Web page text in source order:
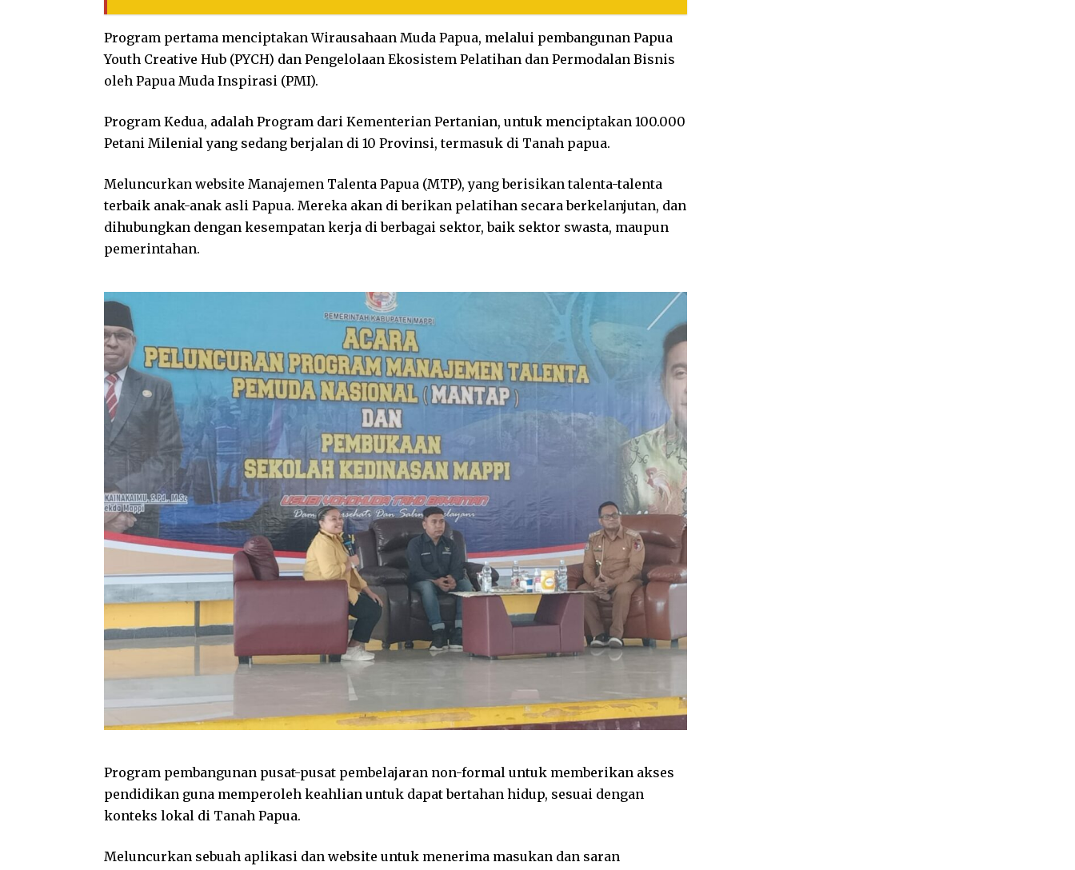
Program pertama menciptakan Wirausahaan Muda Papua, melalui pembangunan Papua
Youth Creative Hub (PYCH) dan Pengelolaan Ekosistem Pelatihan dan Permodalan Bisnis
oleh Papua Muda Inspirasi (PMI).
Program Kedua, adalah Program dari Kementerian Pertanian, untuk menciptakan 100.000
Petani Milenial yang sedang berjalan di 10 Provinsi, termasuk di Tanah papua.
Meluncurkan website Manajemen Talenta Papua (MTP), yang berisikan talenta-talenta
terbaik anak-anak asli Papua. Mereka akan di berikan pelatihan secara berkelanjutan, dan
dihubungkan dengan kesempatan kerja di berbagai sektor, baik sektor swasta, maupun
pemerintahan.
Program pembangunan pusat-pusat pembelajaran non-formal untuk memberikan akses
pendidikan guna memperoleh keahlian untuk dapat bertahan hidup, sesuai dengan
konteks lokal di Tanah Papua.
Meluncurkan sebuah aplikasi dan website untuk menerima masukan dan saran